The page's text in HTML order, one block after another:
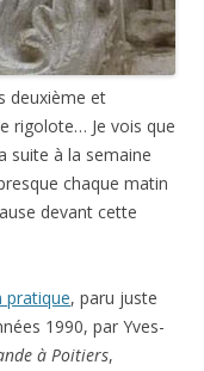
deuxième et
rigolote… Je vois que
suite à la semaine
chaque matin
devant cette
pratique, paru juste
1990, par Yves-
à Poitiers,